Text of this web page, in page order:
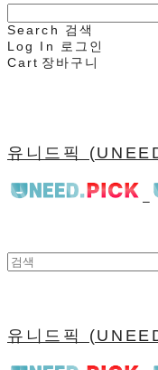
Search
검색
Log In
로그인
Cart 장바구니
유니드픽
유니드픽